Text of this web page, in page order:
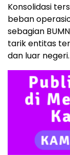
Konsolidasi
beban
sebagian
tarik entitas
dan luar negeri.